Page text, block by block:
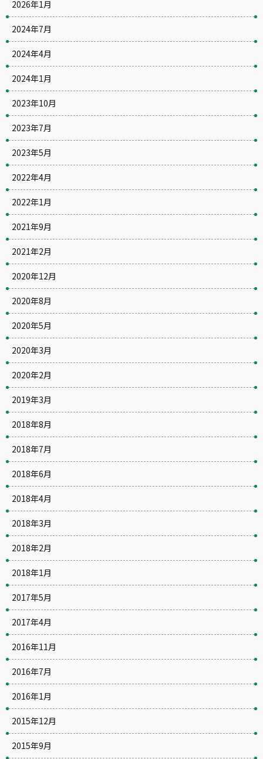
2026年1月
2024年7月
2024年4月
2024年1月
2023年10月
2023年7月
2023年5月
2022年4月
2022年1月
2021年9月
2021年2月
2020年12月
2020年8月
2020年5月
2020年3月
2020年2月
2019年3月
2018年8月
2018年7月
2018年6月
2018年4月
2018年3月
2018年2月
2018年1月
2017年5月
2017年4月
2016年11月
2016年7月
2016年1月
2015年12月
2015年9月